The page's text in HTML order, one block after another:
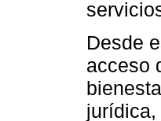
Desde
acceso